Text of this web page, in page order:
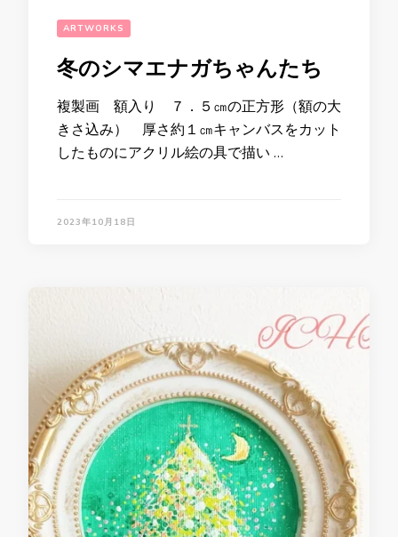
ARTWORKS
冬のシマエナガちゃんたち
複製画 額入り ７．５㎝の正方形（額の大
きさ込み） 厚さ約１㎝キャンバスをカット
したものにアクリル絵の具で描い …
2023年10月18日